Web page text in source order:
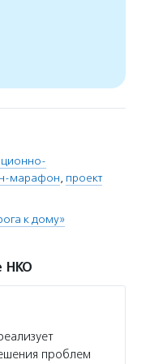
марафон, проект
к дому»
НКО
проблем